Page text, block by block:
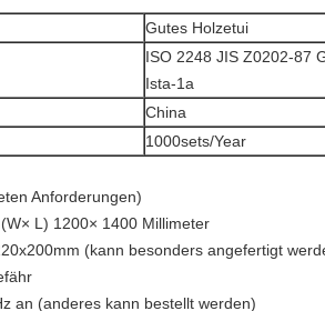
Gutes Holzetui
ISO 2248 JIS Z0202-87
Ista-1a
China
1000sets/Year
Anforderungen)
L) 1200× 1400 Millimeter
(kann besonders angefertigt
an (anderes kann bestellt werden)